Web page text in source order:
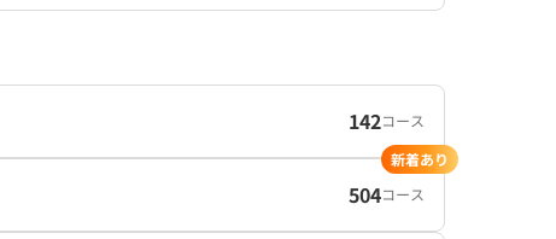
142コース
504コース
新着あり